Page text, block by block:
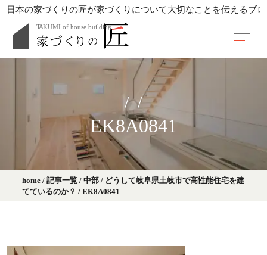
日本の家づくりの匠が家づくりについて大切なことを伝えるブ
EK8A0841
home/ 記事一覧/ 中部/ どうして岐阜県土岐市で高性能住宅を建
てているのか？ / EK8A0841